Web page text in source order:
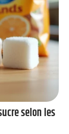
selon les